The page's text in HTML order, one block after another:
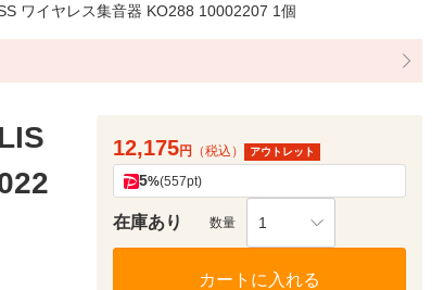
ワイヤレス集音器 KO288 10002207 1個
12,175円 （税込） アウトレット
5%(557pt)
在庫あり 数量 1
カートに入れる